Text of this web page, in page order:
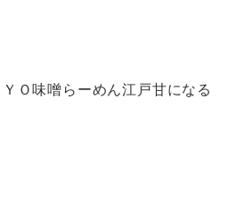
Ｏ味噌らーめん江戸甘になる